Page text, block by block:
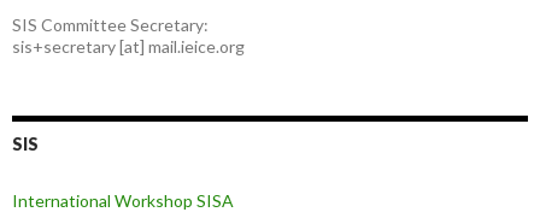
SIS Committee Secretary:
sis+secretary [at] mail.ieice.org
SIS
International Workshop SISA